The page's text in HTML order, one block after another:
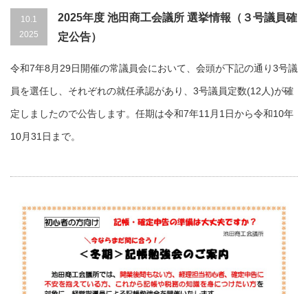
10.1
2025
2025年度 池田商工会議所 選挙情報（３号議員確
定公告）
令和7年8月29日開催の常議員会において、会頭が下記の通り3号議
員を選任し、それぞれの就任承認があり、3号議員定数(12人)が確
定しましたので公告します。任期は令和7年11月1日から令和10年
10月31日まで。